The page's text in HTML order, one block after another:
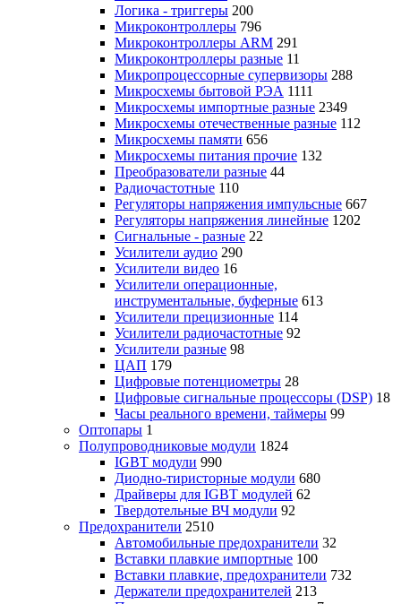
Логика - триггеры 200
Микроконтроллеры 796
Микроконтроллеры ARM 291
Микроконтроллеры разные 11
Микропроцессорные супервизоры 288
Микросхемы бытовой РЭА 1111
Микросхемы импортные разные 2349
Микросхемы отечественные разные 112
Микросхемы памяти 656
Микросхемы питания прочие 132
Преобразователи разные 44
Радиочастотные 110
Регуляторы напряжения импульсные 667
Регуляторы напряжения линейные 1202
Сигнальные - разные 22
Усилители аудио 290
Усилители видео 16
Усилители операционные,
инструментальные, буферные 613
Усилители прецизионные 114
Усилители радиочастотные 92
Усилители разные 98
ЦАП 179
Цифровые потенциометры 28
Цифровые сигнальные процессоры (DSP) 18
Часы реального времени, таймеры 99
Оптопары 1
Полупроводниковые модули 1824
IGBT модули 990
Диодно-тиристорные модули 680
Драйверы для IGBT модулей 62
Твердотельные ВЧ модули 92
Предохранители 2510
Автомобильные предохранители 32
Вставки плавкие импортные 100
Вставки плавкие, предохранители 732
Держатели предохранителей 213